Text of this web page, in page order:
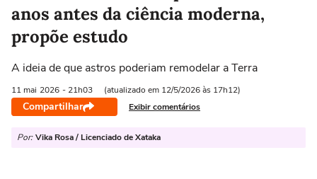
anos antes da ciência moderna,
propõe estudo
A ideia de que astros poderiam remodelar a Terra
11 mai 2026 - 21h03 (atualizado em 12/5/2026 às 17h12)
Compartilhar Exibir comentários
Por: Vika Rosa / Licenciado de Xataka